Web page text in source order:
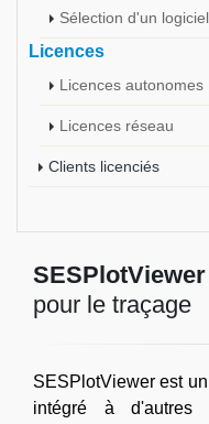
Sélection d'un logiciel
Licences
Licences autonomes
Licences réseau
Clients licenciés
SESPlotViewer
pour le traçage
SESPlotViewer est
intégré à d'autres